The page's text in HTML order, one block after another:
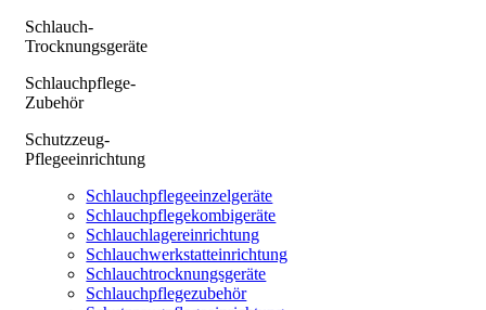
Schlauch-
Trocknungsgeräte
Schlauchpflege-
Zubehör
Schutzzeug-
Pflegeeinrichtung
Schlauchpflegeeinzelgeräte
Schlauchpflegekombigeräte
Schlauchlagereinrichtung
Schlauchwerkstatteinrichtung
Schlauchtrocknungsgeräte
Schlauchpflegezubehör